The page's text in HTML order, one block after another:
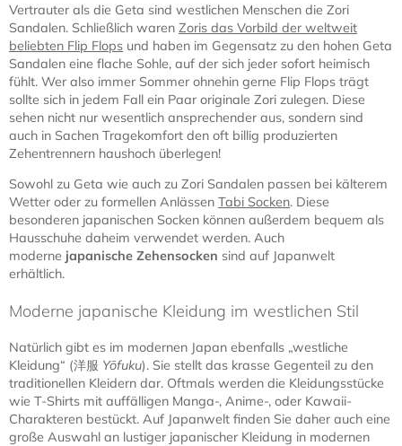
Vertrauter als die Geta sind westlichen Menschen die Zori
Sandalen. Schließlich waren Zoris das Vorbild der weltweit
beliebten Flip Flops und haben im Gegensatz zu den hohen Geta
Sandalen eine flache Sohle, auf der sich jeder sofort heimisch
fühlt. Wer also immer Sommer ohnehin gerne Flip Flops trägt
sollte sich in jedem Fall ein Paar originale Zori zulegen. Diese
sehen nicht nur wesentlich ansprechender aus, sondern sind
auch in Sachen Tragekomfort den oft billig produzierten
Zehentrennern haushoch überlegen!
Sowohl zu Geta wie auch zu Zori Sandalen passen bei kälterem
Wetter oder zu formellen Anlässen Tabi Socken. Diese
besonderen japanischen Socken können außerdem bequem als
Hausschuhe daheim verwendet werden. Auch
moderne japanische Zehensocken sind auf Japanwelt
erhältlich.
Moderne japanische Kleidung im westlichen Stil
Natürlich gibt es im modernen Japan ebenfalls „westliche
Kleidung“ (洋服 Yōfuku). Sie stellt das krasse Gegenteil zu den
traditionellen Kleidern dar. Oftmals werden die Kleidungsstücke
wie T-Shirts mit auffälligen Manga-, Anime-, oder Kawaii-
Charakteren bestückt. Auf Japanwelt finden Sie daher auch eine
große Auswahl an lustiger japanischer Kleidung in modernen